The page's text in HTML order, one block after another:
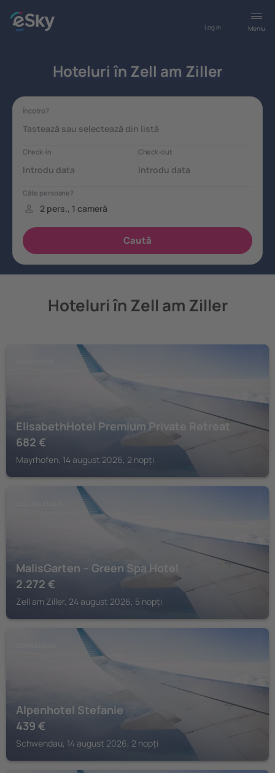
Meniu
Log in
Hoteluri în Zell am Ziller
Hoteluri în Zell am Ziller
ElisabethHotel Premium Private Retreat
682 €
Mayrhofen, 14 august 2026, 2 nopți
MalisGarten – Green Spa Hotel
2.272 €
Zell am Ziller, 24 august 2026, 5 nopți
Alpenhotel Stefanie
439 €
Schwendau, 14 august 2026, 2 nopți